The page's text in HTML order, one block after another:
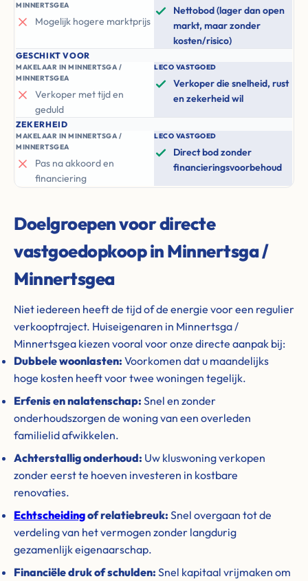
MINNERTSGEA
Mogelijk hogere marktprijs
Nettobod (lager dan open
markt, maar zonder
kosten/risico)
GESCHIKT VOOR
MAKELAAR IN MINNERTSGA /
MINNERTSGEA
Verkoper met tijd en
geduld
LECO VASTGOED
Verkoper die snelheid, rust
en zekerheid wil
ZEKERHEID
MAKELAAR IN MINNERTSGA /
MINNERTSGEA
Pas na akkoord en
financiering
LECO VASTGOED
Direct bod zonder
financieringsvoorbehoud
Doelgroepen voor directe
vastgoedopkoop in Minnertsga /
Minnertsgea
Niet iedereen heeft de tijd of de energie voor een regulier
verkooptraject. Huiseigenaren in Minnertsga /
Minnertsgea kiezen vooral voor onze directe aanpak bij:
Dubbele woonlasten: Voorkomen dat u maandelijks
hoge kosten heeft voor twee woningen tegelijk.
Erfenis en nalatenschap: Snel en zonder
onderhoudszorgen de woning van een overleden
familielid afwikkelen.
Achterstallig onderhoud: Uw kluswoning verkopen
zonder eerst te hoeven investeren in kostbare
renovaties.
Echtscheidingof relatiebreuk: Snel overgaan tot de
verdeling van het vermogen zonder langdurig
gezamenlijk eigenaarschap.
Financiële druk of schulden: Snel kapitaal vrijmaken om